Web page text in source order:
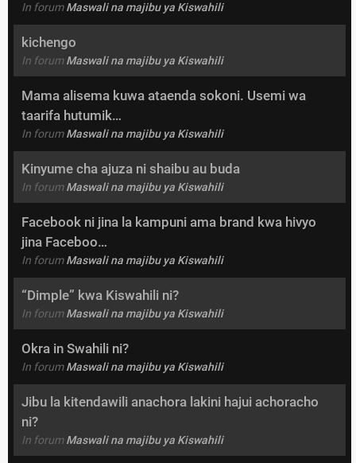
In forum Maswali na majibu ya Kiswahili
kichengo
In forum Maswali na majibu ya Kiswahili
Mama alisema kuwa ataenda sokoni. Usemi wa
taarifa hutumik…
In forum Maswali na majibu ya Kiswahili
Kinyume cha ajuza ni shaibu au buda
In forum Maswali na majibu ya Kiswahili
Facebook ni jina la kampuni ama brand kwa hivyo
jina Faceboo…
In forum Maswali na majibu ya Kiswahili
“Dimple” kwa Kiswahili ni?
In forum Maswali na majibu ya Kiswahili
Okra in Swahili ni?
In forum Maswali na majibu ya Kiswahili
Jibu la kitendawili anachora lakini hajui achoracho
ni?
In forum Maswali na majibu ya Kiswahili